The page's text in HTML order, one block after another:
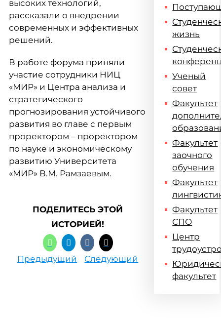
высоких технологий,
рассказали о внедрении
современных и эффективных
решений.
В работе форума приняли
участие сотрудники НИЦ
«МИР» и Центра анализа и
стратегического
прогнозирования устойчивого
развития во главе с первым
проректором – проректором
по науке и экономическому
развитию Университета
«МИР» В.М. Рамзаевым.
ПОДЕЛИТЕСЬ ЭТОЙ
ИСТОРИЕЙ!
Предыдущий Следующий
жизнь
Ученый
совет
Факультет
Факультет
заочного
обучения
Факультет
Факультет
СПО
Центр
факультет